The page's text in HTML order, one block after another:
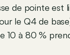
de pointe est
le Q4 de
10 à 80 %